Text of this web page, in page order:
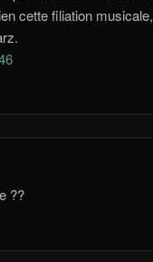
cette filiation musicale,
??